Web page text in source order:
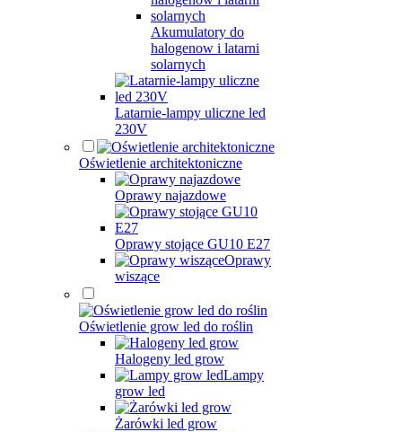
Akumulatory do
halogenow i latarni
solarnych
Latarnie-lampy uliczne led
230V
Oświetlenie architektoniczne
Oprawy najazdowe
Oprawy stojące GU10 E27
Oprawy
wiszące
Oświetlenie grow led do roślin
Halogeny led grow
Lampy
grow led
Żarówki led grow